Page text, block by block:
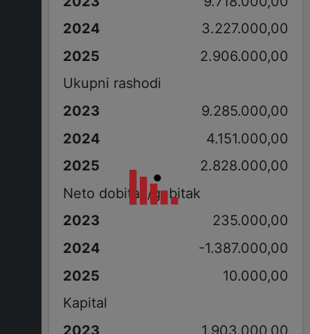
3.227.000,00
2.906.000,00
Ukupni rashodi
9.285.000,00
4.151.000,00
2.828.000,00
Neto dobitak/gubitak
235.000,00
-1.387.000,00
10.000,00
Kapital
1.903.000,00